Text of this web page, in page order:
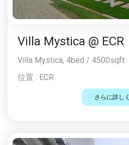
Villa Mystica @ ECR
Villa Mystica, 4bed / 4500sqft
位置 : ECR
さらに詳しく